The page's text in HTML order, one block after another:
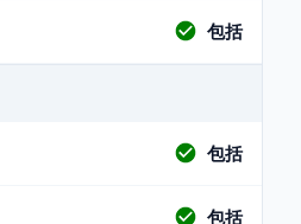
包括
包括
包括